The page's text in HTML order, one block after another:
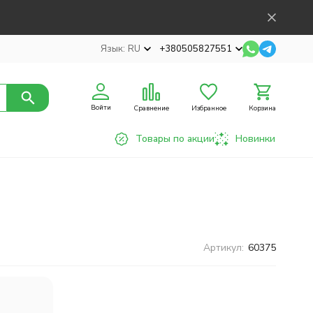
Язык: RU +380505827551
Войти Сравнение Избранное Корзина
Товары по акции Новинки
Артикул: 60375